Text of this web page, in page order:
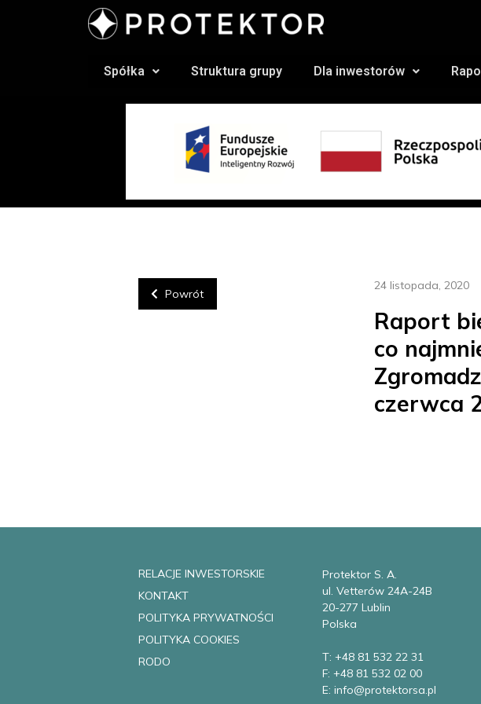
Spółka Struktura grupy Dla inwestorów
Powrót
24 listopada, 2020
Raport
co
czerwca
RELACJE INWESTORSKIE
KONTAKT
POLITYKA PRYWATNOŚCI
POLITYKA COOKIES
RODO
Protektor S. A.
ul. Vetterów 24A-24B
20-277 Lublin
Polska
T: +48 81 532 22 31
F: +48 81 532 02 00
E: info@protektorsa.pl